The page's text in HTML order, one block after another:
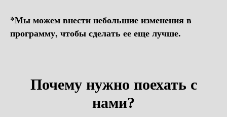
*Мы можем внести небольшие изменения в
программу, чтобы сделать ее еще лучше.
Почему нужно поехать с
нами?